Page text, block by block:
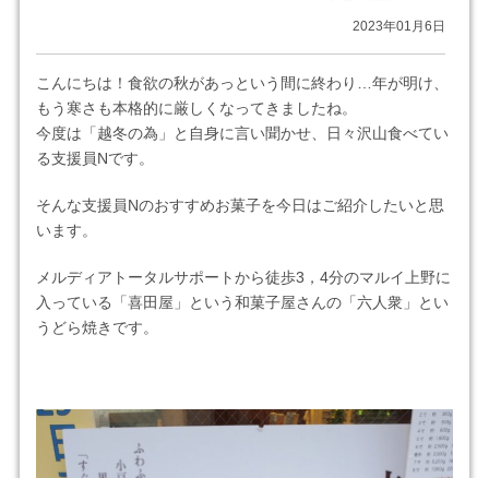
2023年01月6日
こんにちは！食欲の秋があっという間に終わり…年が明け、
もう寒さも本格的に厳しくなってきましたね。
今度は「越冬の為」と自身に言い聞かせ、日々沢山食べてい
る支援員Nです。
そんな支援員Nのおすすめお菓子を今日はご紹介したいと思
います。
メルディアトータルサポートから徒歩3，4分のマルイ上野に
入っている「喜田屋」という和菓子屋さんの「六人衆」とい
うどら焼きです。